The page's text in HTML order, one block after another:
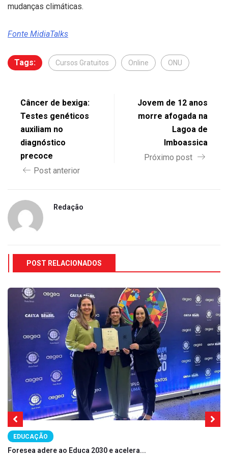
mudanças climáticas.
Fonte MidiaTalks
Tags: Cursos Gratuitos Online ONU
Câncer de bexiga:
Testes genéticos
auxiliam no
diagnóstico
precoce
Post anterior
Jovem de 12 anos
morre afogada na
Lagoa de
Imboassica
Próximo post
Redação
POST RELACIONADOS
EDUCAÇÃO
Foresea adere ao Educa 2030 e acelera...